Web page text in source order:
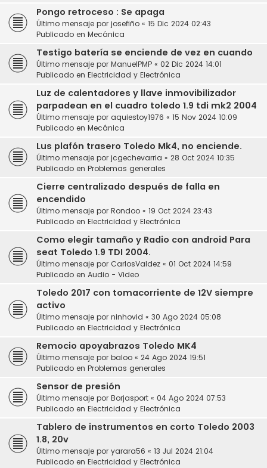
Pongo retroceso : Se apaga
Último mensaje por josefiño « 15 Dic 2024 02:43
Publicado en Mecánica
Testigo batería se enciende de vez en cuando
Último mensaje por ManuelPMP « 02 Dic 2024 14:01
Publicado en Electricidad y Electrónica
Luz de calentadores y llave inmovibilizador
parpadean en el cuadro toledo 1.9 tdi mk2 2004
Último mensaje por aquiestoy1976 « 15 Nov 2024 10:09
Publicado en Mecánica
Lus plafón trasero Toledo Mk4, no enciende.
Último mensaje por jcgechevarria « 28 Oct 2024 10:35
Publicado en Problemas generales
Cierre centralizado después de falla en
encendido
Último mensaje por Rondoo « 19 Oct 2024 23:43
Publicado en Electricidad y Electrónica
Como elegir tamaño y Radio con android Para
seat Toledo 1.9 TDI 2004.
Último mensaje por CarlosValdez « 01 Oct 2024 14:59
Publicado en Audio - Video
Toledo 2017 con tomacorriente de 12V siempre
activo
Último mensaje por ninhovid « 30 Ago 2024 05:08
Publicado en Electricidad y Electrónica
Remocio apoyabrazos Toledo MK4
Último mensaje por baloo « 24 Ago 2024 19:51
Publicado en Problemas generales
Sensor de presión
Último mensaje por Borjasport « 04 Ago 2024 07:53
Publicado en Electricidad y Electrónica
Tablero de instrumentos en corto Toledo 2003
1.8, 20v
Último mensaje por yarara56 « 13 Jul 2024 21:04
Publicado en Electricidad y Electrónica